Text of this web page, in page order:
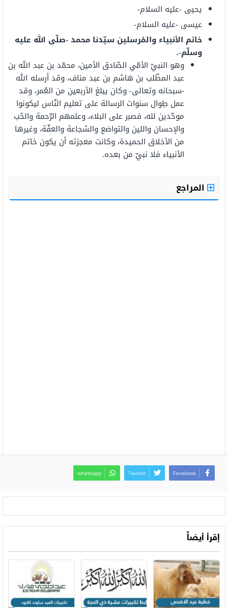
يحيى -عليه السلام-
عيسى -عليه السلام-
خاتم الأنبياء والمُرسلين سيّدنا محمد -صلّى الله عليه
وسلّم-.
وهو النبيّ الأمّي الصّادق الأمين، محمّد بن عبد الله بن
عبد المطّلب بن هاشم بن عبد مناف، وقد أرسله الله
-سبحانه وتعالى- وكان يبلغ الأربعين من العُمر، وقد
عمل طِوال سنوات الرسالة على تعليم النّاس ليكونوا
موحّدين لله، فصبر على البلاء، وعلمهم الرّحمة والحُب
والإحسان واللين والتواضع والشجاعة والعفّة، وغيرها
من الأخلاق الحميدة، وكانت معجزته أن يكون خاتم
الأنبياء فلا نبيّ من بعده.
المراجع
Facebook
Twitter
whatsapp
إقرأ أيضاً